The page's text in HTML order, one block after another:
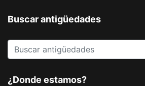
Buscar antigüedades
¿Donde estamos?